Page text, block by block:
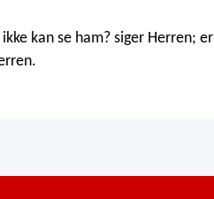
kan se ham? siger Herren; er